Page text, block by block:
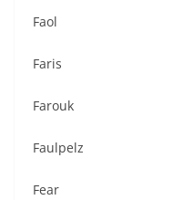
Faol
Faris
Farouk
Faulpelz
Fear